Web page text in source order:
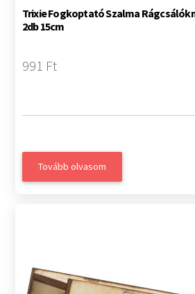
Trixie Fogkoptató Szalma
2db 15cm
991 Ft
Tovább olvasom